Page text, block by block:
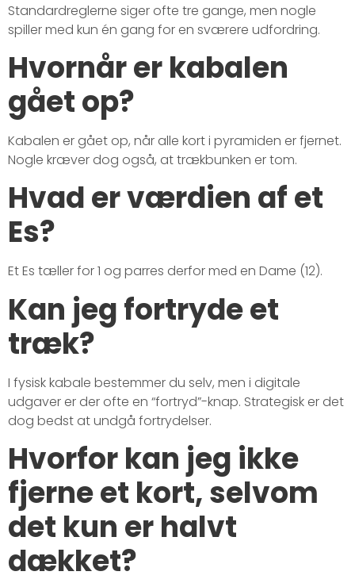
Standardreglerne siger ofte tre gange, men nogle
spiller med kun én gang for en sværere udfordring.
Hvornår er kabalen
gået op?
Kabalen er gået op, når alle kort i pyramiden er fjernet.
Nogle kræver dog også, at trækbunken er tom.
Hvad er værdien af et
Es?
Et Es tæller for 1 og parres derfor med en Dame (12).
Kan jeg fortryde et
træk?
I fysisk kabale bestemmer du selv, men i digitale
udgaver er der ofte en “fortryd”-knap. Strategisk er det
dog bedst at undgå fortrydelser.
Hvorfor kan jeg ikke
fjerne et kort, selvom
det kun er halvt
dækket?